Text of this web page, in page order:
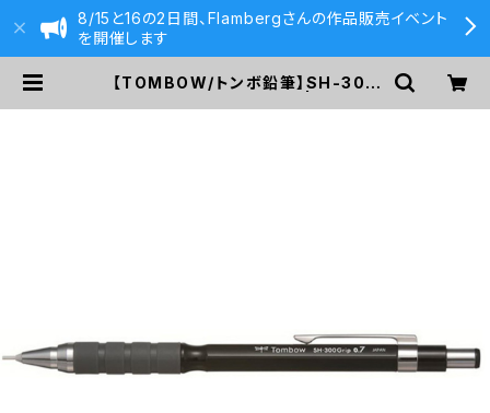
8/15と16の2日間、Flambergさんの作品販売イベント
を開催します
【TOMBOW/トンボ鉛筆】SH-300